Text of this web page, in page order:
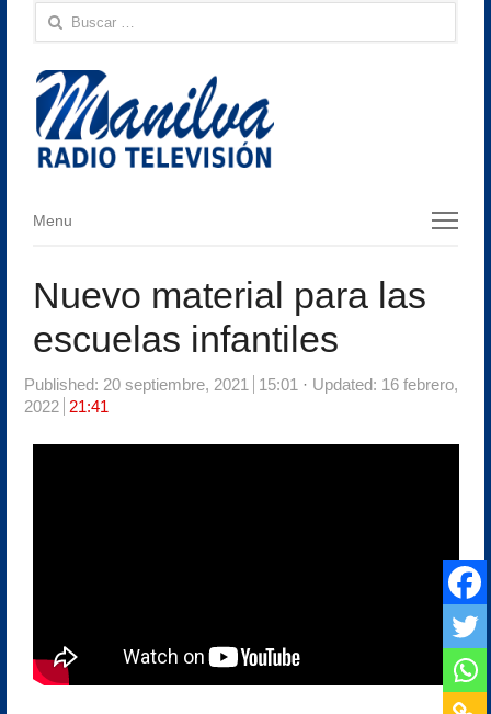
Buscar:
Menu
Menu
Nuevo material para las
escuelas infantiles
Published: 20 septiembre, 2021 15:01
Updated: 16 febrero,
2022
21:41